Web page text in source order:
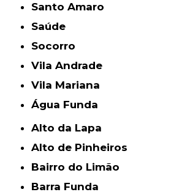
Santo Amaro
Saúde
Socorro
Vila Andrade
Vila Mariana
Água Funda
Alto da Lapa
Alto de Pinheiros
Bairro do Limão
Barra Funda